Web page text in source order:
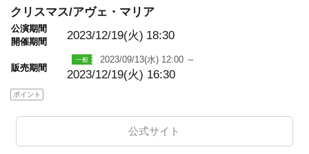
クリスマス/アヴェ・マリア
公演期間
開催期間
2023/12/19(火) 18:30
販売期間
2023/09/13(水) 12:00 ～
2023/12/19(火) 16:30
ポイント
公式サイト